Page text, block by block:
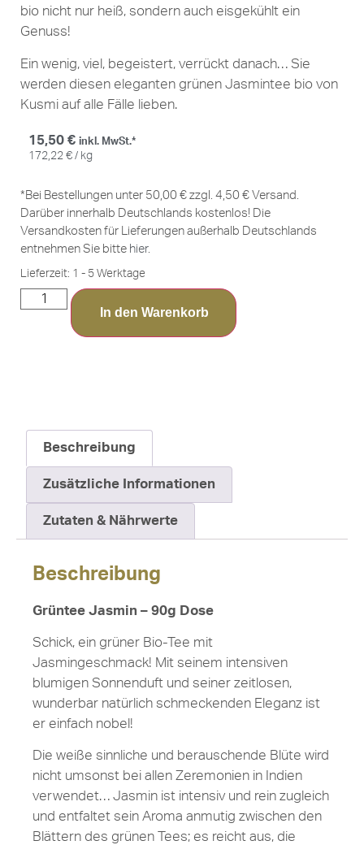
bio nicht nur heiß, sondern auch eisgekühlt ein
Genuss!
Ein wenig, viel, begeistert, verrückt danach… Sie
werden diesen eleganten grünen Jasmintee bio von
Kusmi auf alle Fälle lieben.
15,50 € inkl. MwSt.*
172,22 € / kg
*Bei Bestellungen unter 50,00 € zzgl. 4,50 € Versand.
Darüber innerhalb Deutschlands kostenlos! Die
Versandkosten für Lieferungen außerhalb Deutschlands
entnehmen Sie bitte hier.
Lieferzeit: 1 - 5 Werktage
In den Warenkorb
Beschreibung
Zusätzliche Informationen
Zutaten & Nährwerte
Beschreibung
Grüntee Jasmin – 90g Dose
Schick, ein grüner Bio-Tee mit
Jasmingeschmack! Mit seinem intensiven
blumigen Sonnenduft und seiner zeitlosen,
wunderbar natürlich schmeckenden Eleganz ist
er einfach nobel!
Die weiße sinnliche und berauschende Blüte wird
nicht umsonst bei allen Zeremonien in Indien
verwendet… Jasmin ist intensiv und rein zugleich
und entfaltet sein Aroma anmutig zwischen den
Blättern des grünen Tees; es reicht aus, die